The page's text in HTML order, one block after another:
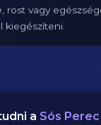
rost vagy
kiegészíteni.
a Sós Perec